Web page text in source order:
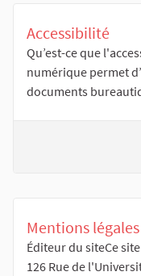
Accessibilité
Qu’est-ce que
numérique permet
documents
Mentions légales
Éditeur du siteCe
126 Rue de